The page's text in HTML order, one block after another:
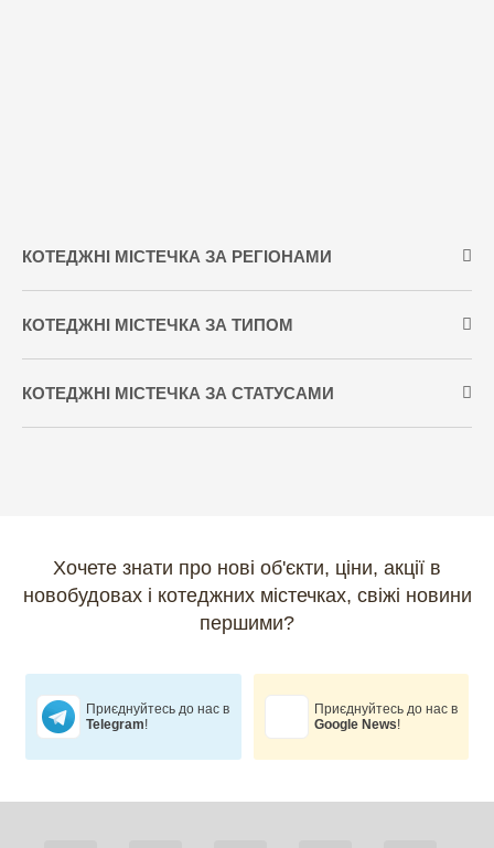
КОТЕДЖНІ МІСТЕЧКА ЗА РЕГІОНАМИ
КОТЕДЖНІ МІСТЕЧКА ЗА ТИПОМ
КОТЕДЖНІ МІСТЕЧКА ЗА СТАТУСАМИ
Хочете знати про нові об'єкти, ціни, акції в
новобудовах і котеджних містечках, свіжі новини
першими?
Приєднуйтесь до нас в
Telegram!
Приєднуйтесь до нас в
Google News!